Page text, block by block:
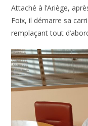
Attaché à l’Ariège,
Foix, il démarre sa
remplaçant tout